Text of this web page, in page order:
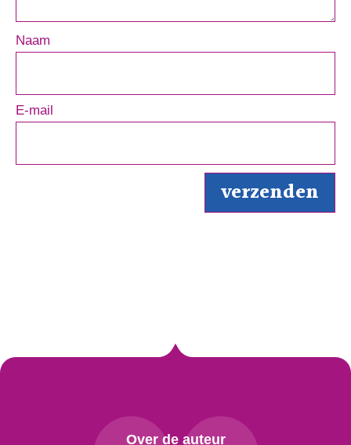
Naam
E-mail
Over de auteur